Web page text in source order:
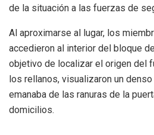
de la situación a las fuerzas de
Al aproximarse al lugar, los
accedieron al interior del bloque
objetivo de localizar el origen del
los rellanos, visualizaron un
emanaba de las ranuras de la
domicilios.